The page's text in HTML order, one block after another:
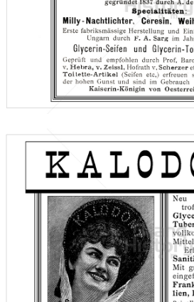
F. A. Sarg's Sohn &
F. A. SARG'S SOHN & Co., WIEN
F. A. Sarg's Sohn &
F. A. SARG'S SOHN & Co., WIEN